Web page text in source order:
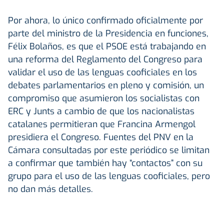
Por ahora, lo único confirmado oficialmente por
parte del ministro de la Presidencia en funciones,
Félix Bolaños, es que el PSOE está trabajando en
una reforma del Reglamento del Congreso para
validar el uso de las lenguas cooficiales en los
debates parlamentarios en pleno y comisión, un
compromiso que asumieron los socialistas con
ERC y Junts a cambio de que los nacionalistas
catalanes permitieran que Francina Armengol
presidiera el Congreso. Fuentes del PNV en la
Cámara consultadas por este periódico se limitan
a confirmar que también hay “contactos” con su
grupo para el uso de las lenguas cooficiales, pero
no dan más detalles.